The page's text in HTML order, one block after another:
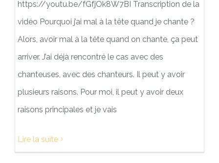
https://youtu.be/fGfjOk8W7BI Transcription de la
vidéo Pourquoi j’ai mal à la tête quand je chante ?
Alors, avoir mal à la tête quand on chante, ça peut
arriver. J’ai déjà rencontré le cas avec des
chanteuses, avec des chanteurs. Il peut y avoir
plusieurs raisons. Pour moi, il peut y avoir deux
raisons principales et je vais
Lire la suite